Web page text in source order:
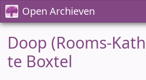
Open Archieven
Doop (Rooms-
te Boxtel